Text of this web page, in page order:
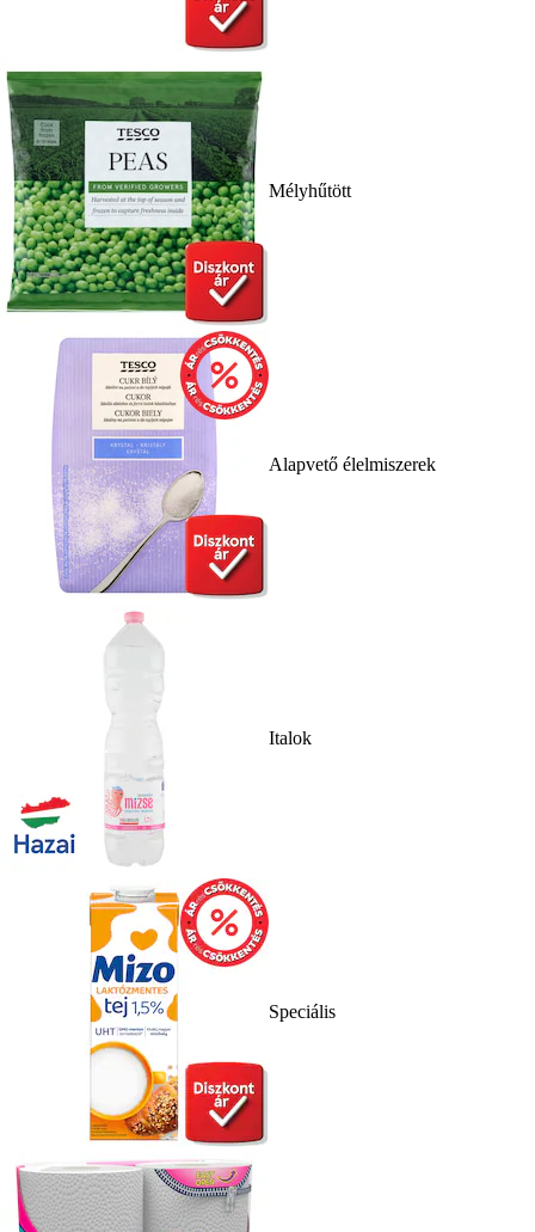
Mélyhűtött
Alapvető élelmiszerek
Italok
Speciális